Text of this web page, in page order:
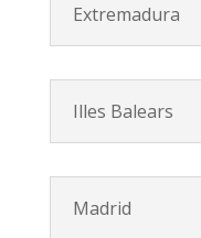
Extremadura
Illes Balears
Madrid